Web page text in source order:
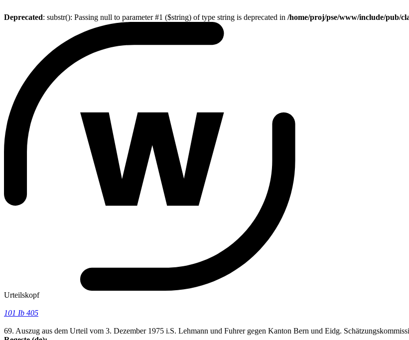
Deprecated: substr(): Passing null to parameter #1 ($string) of type string is deprecated in /home/proj/pse/www/include/pub/
Urteilskopf
101 Ib 405
69. Auszug aus dem Urteil vom 3. Dezember 1975 i.S. Lehmann und Fuhrer gegen Kanton Bern und Eidg.